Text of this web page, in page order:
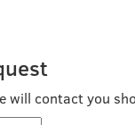
will contact you